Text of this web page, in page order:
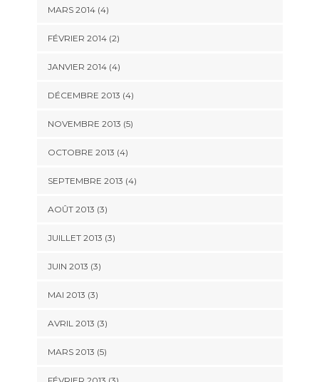
MARS 2014(4)
FÉVRIER 2014(2)
JANVIER 2014(4)
DÉCEMBRE 2013 (4)
NOVEMBRE 2013 (5)
OCTOBRE 2013 (4)
SEPTEMBRE 2013 (4)
AOÛT 2013 (3)
JUILLET 2013 (3)
JUIN 2013 (3)
MAI 2013 (3)
AVRIL 2013 (3)
MARS 2013 (5)